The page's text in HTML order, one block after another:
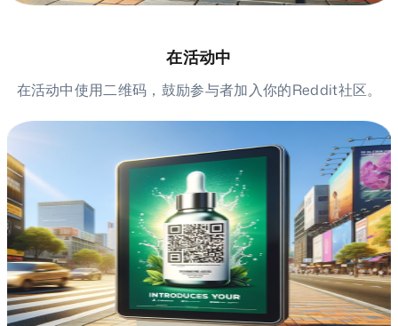
在活动中
在活动中使用二维码，鼓励参与者加入你的Reddit社区。